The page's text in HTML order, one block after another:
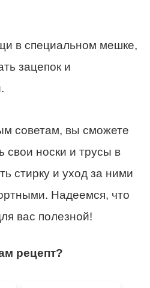
в специальном мешке,
зацепок и
советам, вы сможете
свои носки и трусы в
стирку и уход за ними
Надеемся, что
вас полезной!
рецепт?